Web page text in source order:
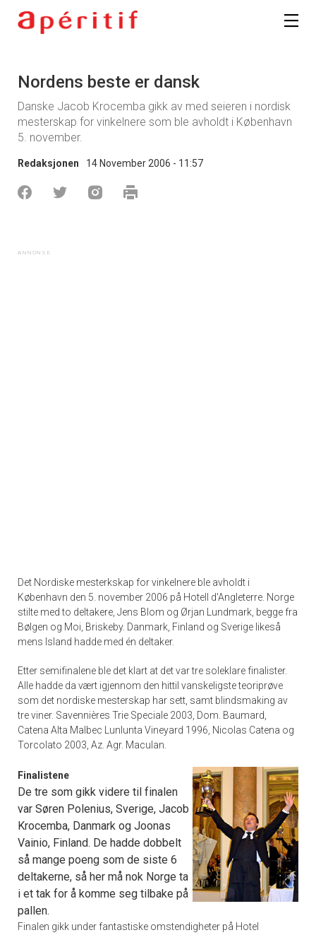
Nordens beste er dansk
Danske Jacob Krocemba gikk av med seieren i nordisk
mesterskap for vinkelnere som ble avholdt i København
5. november.
Redaksjonen 14 November 2006 - 11:57
Det Nordiske mesterkskap for vinkelnere ble avholdt i
København den 5. november 2006 på Hotell d'Angleterre. Norge
stilte med to deltakere, Jens Blom og Ørjan Lundmark, begge fra
Bølgen og Moi, Briskeby. Danmark, Finland og Sverige likeså
mens Island hadde med én deltaker.
Etter semifinalene ble det klart at det var tre soleklare finalister.
Alle hadde da vært igjennom den hittil vanskeligste teoriprøve
som det nordiske mesterskap har sett, samt blindsmaking av
tre viner. Savennières Trie Speciale 2003, Dom. Baumard,
Catena Alta Malbec Lunlunta Vineyard 1996, Nicolas Catena og
Torcolato 2003, Az. Agr. Maculan.
Finalistene
De tre som gikk videre til finalen
var Søren Polenius, Sverige, Jacob
Krocemba, Danmark og Joonas
Vainio, Finland. De hadde dobbelt
så mange poeng som de siste 6
deltakerne, så her må nok Norge ta
i et tak for å komme seg tilbake på
pallen.
Finalen gikk under fantastiske omstendigheter på Hotel